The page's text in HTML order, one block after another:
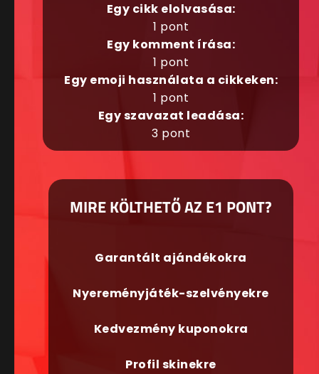
Egy cikk elolvasása:
1 pont
Egy komment írása:
1 pont
Egy emoji használata a cikkeken:
1 pont
Egy szavazat leadása:
3 pont
MIRE KÖLTHETŐ AZ E1 PONT?
Garantált ajándékokra
Nyereményjáték-szelvényekre
Kedvezmény kuponokra
Profil skinekre